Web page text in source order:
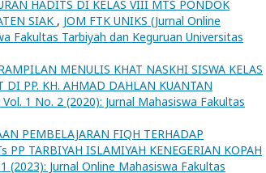
HADITS DI KELAS VIII MTS PONDOK
SIAK , JOM FTK UNIKS (Jurnal Online
Fakultas Tarbiyah dan Keguruan Universitas
MENULIS KHAT NASKHI SISWA KELAS
DI PP. KH. AHMAD DAHLAN KUANTAN
1 No. 2 (2020): Jurnal Mahasiswa Fakultas
PEMBELAJARAN FIQH TERHADAP
TARBIYAH ISLAMIYAH KENEGERIAN KOPAH
(2023): Jurnal Online Mahasiswa Fakultas